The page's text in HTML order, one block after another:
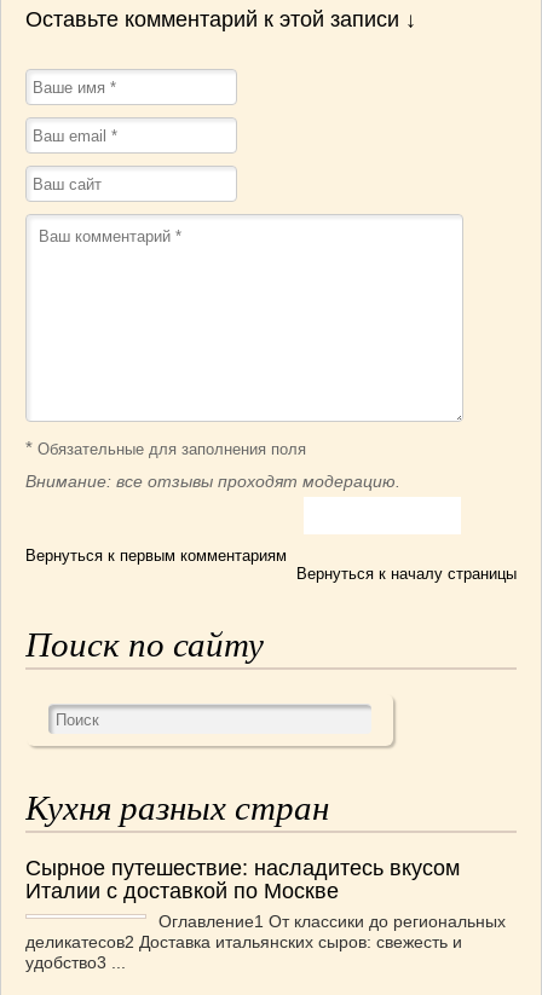
Оставьте комментарий к этой записи ↓
* Обязательные для заполнения поля
Внимание: все отзывы проходят модерацию.
Вернуться к первым комментариям
Вернуться к началу страницы
Поиск по сайту
Кухня разных стран
Сырное путешествие: насладитесь вкусом
Италии с доставкой по Москве
Оглавление1 От классики до региональных
деликатесов2 Доставка итальянских сыров: свежесть и
удобство3 ...